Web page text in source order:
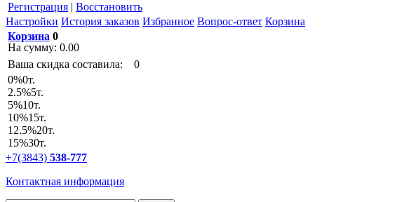
Регистрация | Восстановить
Настройки История заказов Избранное Вопрос-ответ Корзина
Корзина 0
На сумму: 0.00
Ваша скидка составила:
0
0%0т.
2.5%5т.
5%10т.
10%15т.
12.5%20т.
15%30т.
+7(3843) 538-777
Контактная информация